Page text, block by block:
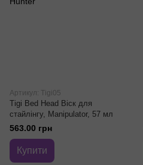
Артикул: Tigi05
Tigi Bed Head Віск для
стайлінгу, Manipulator, 57 мл
563.00 грн
Купити